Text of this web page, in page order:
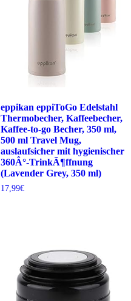
eppikan eppiToGo Edelstahl
Thermobecher, Kaffeebecher,
Kaffee-to-go Becher, 350 ml,
500 ml Travel Mug,
auslaufsicher mit hygienischer
360Â°-TrinkÃ¶ffnung
(Lavender Grey, 350 ml)
17,99€